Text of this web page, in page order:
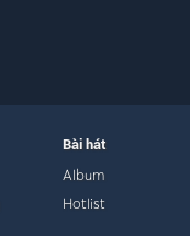
Bài hát
Album
Hotlist